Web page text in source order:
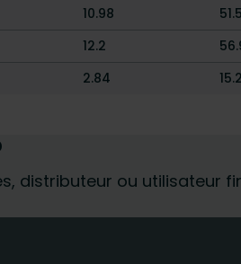
10.98
12.2
2.84
distributeur ou utilisateur